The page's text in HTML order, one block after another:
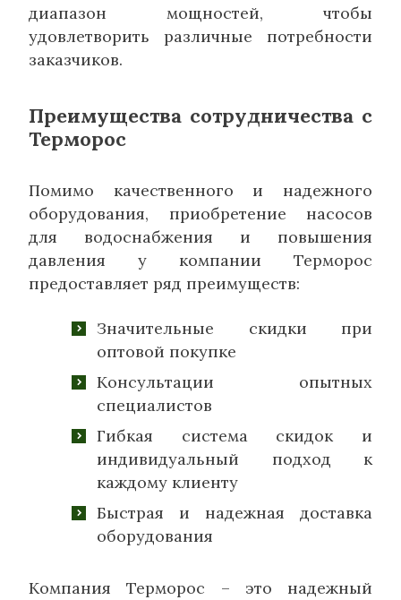
диапазон мощностей, чтобы
удовлетворить различные потребности
заказчиков.
Преимущества сотрудничества с
Терморос
Помимо качественного и надежного
оборудования, приобретение насосов
для водоснабжения и повышения
давления у компании Терморос
предоставляет ряд преимуществ:
Значительные скидки при
оптовой покупке
Консультации опытных
специалистов
Гибкая система скидок и
индивидуальный подход к
каждому клиенту
Быстрая и надежная доставка
оборудования
Компания Терморос – это надежный